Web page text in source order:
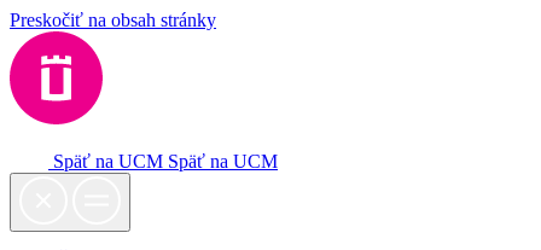
Preskočiť na obsah stránky
Späť na UCM Späť na UCM